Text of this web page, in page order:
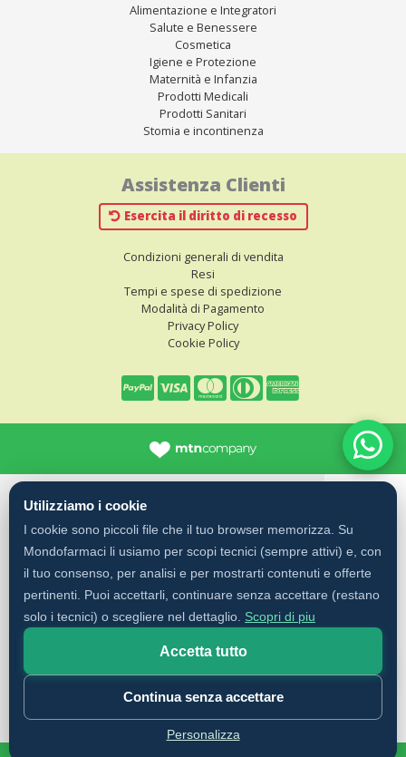
Alimentazione e Integratori
Salute e Benessere
Cosmetica
Igiene e Protezione
Maternità e Infanzia
Prodotti Medicali
Prodotti Sanitari
Stomia e incontinenza
Assistenza Clienti
Esercita il diritto di recesso
Condizioni generali di vendita
Resi
Tempi e spese di spedizione
Modalità di Pagamento
Privacy Policy
Cookie Policy
Utilizziamo i cookie
I cookie sono piccoli file che il tuo browser memorizza. Su
Mondofarmaci li usiamo per scopi tecnici (sempre attivi) e, con
il tuo consenso, per analisi e per mostrarti contenuti e offerte
pertinenti. Puoi accettarli, continuare senza accettare (restano
solo i tecnici) o scegliere nel dettaglio. Scopri di piu
Personalizza
Continua senza accettare
Accetta tutto